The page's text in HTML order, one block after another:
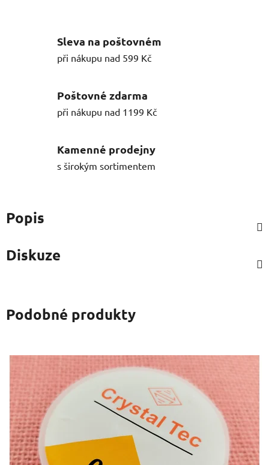
Sleva na poštovném
při nákupu nad 599 Kč
Poštovné zdarma
při nákupu nad 1199 Kč
Kamenné prodejny
s širokým sortimentem
Popis
Diskuze
Podobné produkty